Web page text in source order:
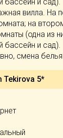
вилла. На
на
(одна из
и сад).
смена белья
Tekirova 5*